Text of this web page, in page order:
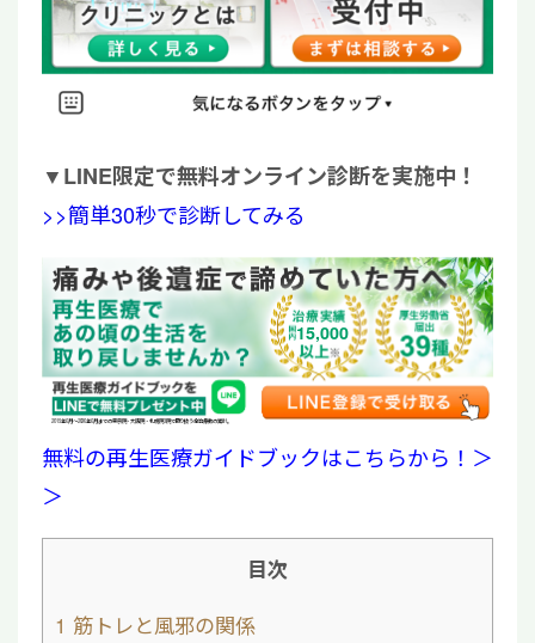
▼LINE限定で無料オンライン診断を実施中！
>>簡単30秒で診断してみる
15,000
2019年6月〜2026年6月までの東京院・大阪院・札幌院3院で取り扱う全治療数の累計。
無料の再生医療ガイドブックはこちらから！＞
＞
目次
1 筋トレと風邪の関係